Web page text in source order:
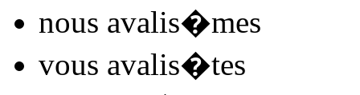
nous avalis�mes
vous avalis�tes